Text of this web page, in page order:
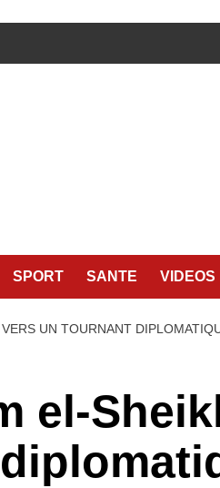
SPORT SANTE VIDEOS
UN TOURNANT
el-